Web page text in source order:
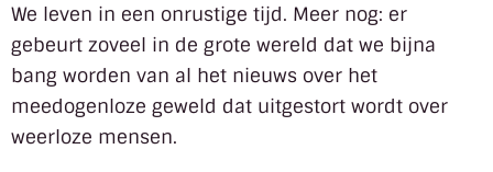
We leven in een onrustige tijd. Meer nog: er
gebeurt zoveel in de grote wereld dat we bijna
bang worden van al het nieuws over het
meedogenloze geweld dat uitgestort wordt over
weerloze mensen.